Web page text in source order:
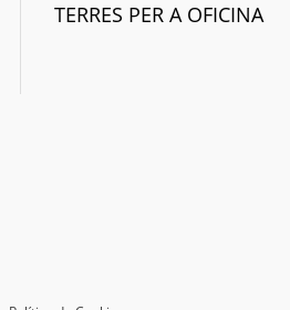
TERRES PER A OFICINA